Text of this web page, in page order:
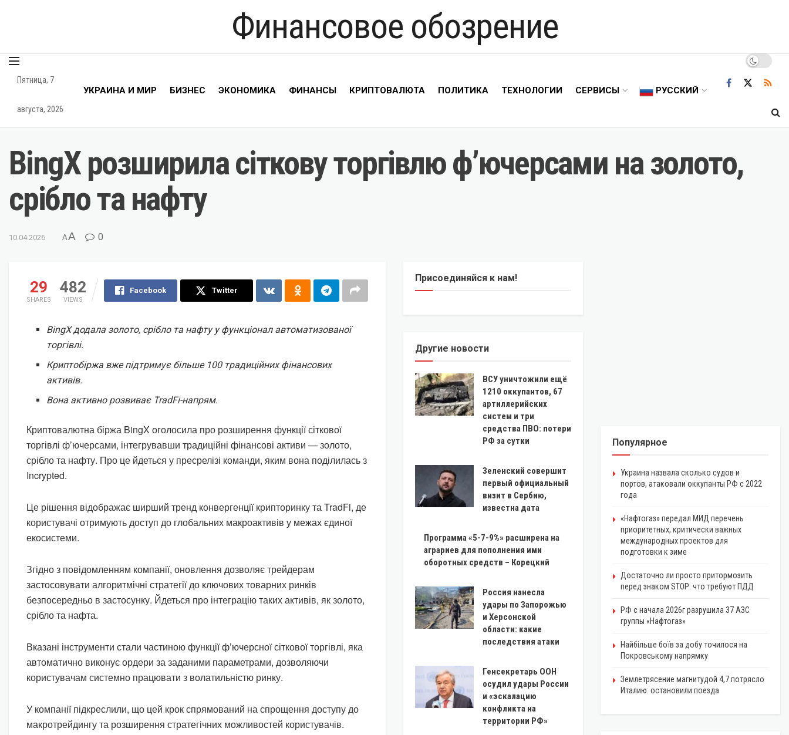
Финансовое обозрение
Пятница, 7
августа, 2026
УКРАИНА И МИР БИЗНЕС ЭКОНОМИКА ФИНАНСЫ КРИПТОВАЛЮТА ПОЛИТИКА ТЕХНОЛОГИИ СЕРВИСЫ РУССКИЙ
BingX розширила сіткову торгівлю ф’ючерсами на золото,
срібло та нафту
10.04.2026 AA 0
29
SHARES
482
VIEWS
Facebook Twitter
BingX додала золото, срібло та нафту у функціонал автоматизованої
торгівлі.
Криптобіржа вже підтримує більше 100 традиційних фінансових
активів.
Вона активно розвиває TradFi-напрям.
Криптовалютна біржа BingX оголосила про розширення функції сіткової
торгівлі ф’ючерсами, інтегрувавши традиційні фінансові активи — золото,
срібло та нафту. Про це йдеться у пресрелізі команди, яким вона поділилась з
Incrypted.
Це рішення відображає ширший тренд конвергенції крипторинку та TradFi, де
користувачі отримують доступ до глобальних макроактивів у межах єдиної
екосистеми.
Згідно з повідомленням компанії, оновлення дозволяє трейдерам
застосовувати алгоритмічні стратегії до ключових товарних ринків
безпосередньо в застосунку. Йдеться про інтеграцію таких активів, як золото,
срібло та нафта.
Вказані інструменти стали частиною функції ф’ючерсної сіткової торгівлі, яка
автоматично виконує ордери за заданими параметрами, дозволяючи
користувачам системно працювати з волатильністю ринку.
У компанії підкреслили, що цей крок спрямований на спрощення доступу до
макротрейдингу та розширення стратегічних можливостей користувачів.
Присоединяйся к нам!
Другие новости
ВСУ уничтожили ещё
1210 оккупантов, 67
артиллерийских
систем и три
средства ПВО: потери
РФ за сутки
Зеленский совершит
первый официальный
визит в Сербию,
известна дата
Программа «5-7-9%» расширена на
аграриев для пополнения ими
оборотных средств – Корецкий
Россия нанесла
удары по Запорожью
и Херсонской
области: какие
последствия атаки
Генсекретарь ООН
осудил удары России
и «эскалацию
конфликта на
территории РФ»
Популярное
Украина назвала сколько судов и
портов, атаковали оккупанты РФ с 2022
года
«Нафтогаз» передал МИД перечень
приоритетных, критически важных
международных проектов для
подготовки к зиме
Достаточно ли просто притормозить
перед знаком STOP: что требуют ПДД
РФ с начала 2026г разрушила 37 АЗС
группы «Нафтогаз»
Найбільше боїв за добу точилося на
Покровському напрямку
Землетрясение магнитудой 4,7 потрясло
Италию: остановили поезда